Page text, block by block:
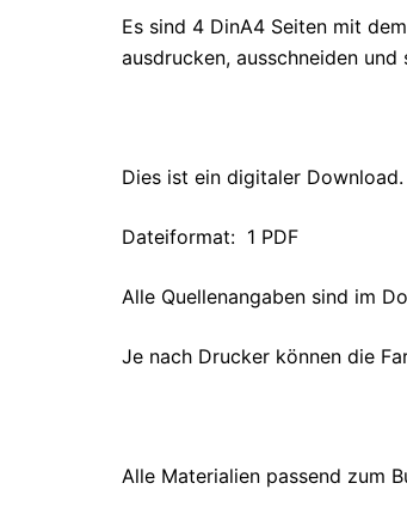
Es sind 4 DinA4 Seiten mit
ausdrucken, ausschneiden und
Dies ist ein digitaler Download.
Dateiformat: 1 PDF
Alle Quellenangaben sind im
Je nach Drucker können die
Alle Materialien passend zum